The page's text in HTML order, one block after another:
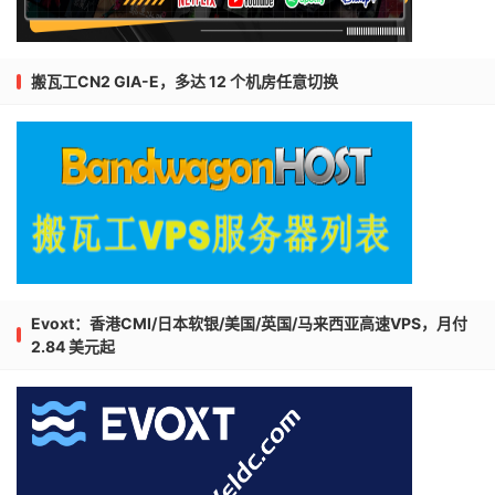
搬瓦工CN2 GIA-E，多达 12 个机房任意切换
Evoxt：香港CMI/日本软银/美国/英国/马来西亚高速VPS，月付
2.84 美元起